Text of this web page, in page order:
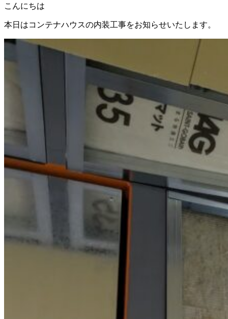
こんにちは
本日はコンテナハウスの内装工事をお知らせいたします。